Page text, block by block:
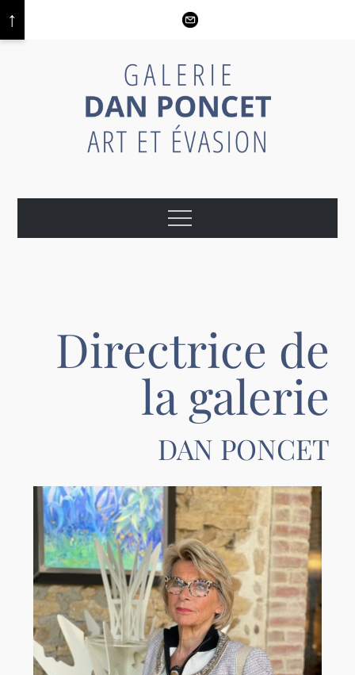
GALERIE DAN PONCET – ART ET
EVASION
Directrice de
la galerie
DAN PONCET
↑